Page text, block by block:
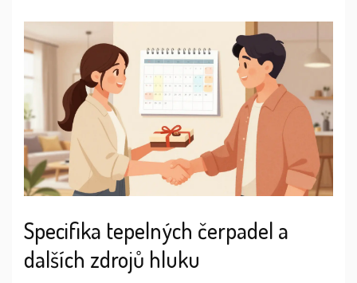
Specifika tepelných čerpadel a
dalších zdrojů hluku